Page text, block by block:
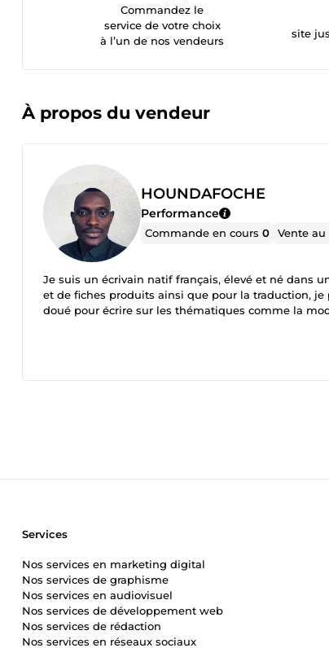
Commandez le
service de votre choix
à l’un de nos vendeurs
site
À propos du vendeur
HOUNDAFOCHE
Performance
Commande en cours0 Vente
Je suis un écrivain natif français, élevé et né dans
et de fiches produits ainsi que pour la traduction,
doué pour écrire sur les thématiques comme la
Services
Nos services en marketing digital
Nos services de graphisme
Nos services en audiovisuel
Nos services de développement web
Nos services de rédaction
Nos services en réseaux sociaux